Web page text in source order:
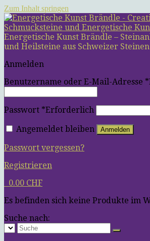
Zum Inhalt springen
Energetische Kunst Brändle –
und Heilsteine aus Schweizer Steinen
Anmelden
Benutzername oder E-Mail-Adresse *
Passwort *Erforderlich
Angemeldet bleiben
Anmelden
Passwort vergessen?
Registrieren
0.00 CHF
Es befinden sich keine Produkte im
Suche nach: